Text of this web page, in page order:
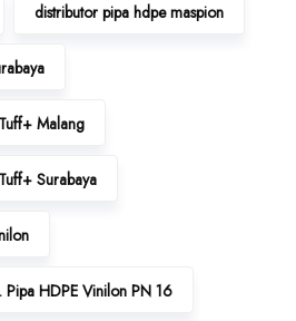
distributor pipa hdpe maspion
Malang
Surabaya
HDPE Vinilon PN 16